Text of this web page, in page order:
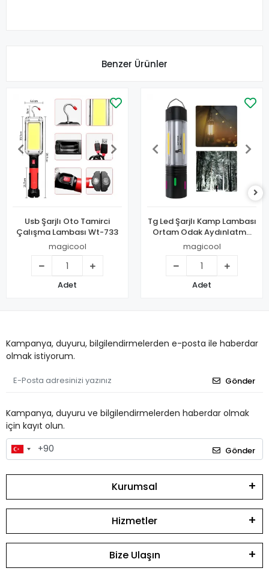
Benzer Ürünler
Usb Şarjlı Oto Tamirci
Çalışma Lambası Wt-733
magicool
Adet
Tg Led Şarjlı Kamp Lambası
Ortam Odak Aydınlatma
Wt-736
magicool
Adet
Kampanya, duyuru, bilgilendirmelerden e-posta ile haberdar
olmak istiyorum.
Gönder
Kampanya, duyuru ve bilgilendirmelerden haberdar olmak
için kayıt olun.
Gönder
Kurumsal
Hizmetler
Bize Ulaşın